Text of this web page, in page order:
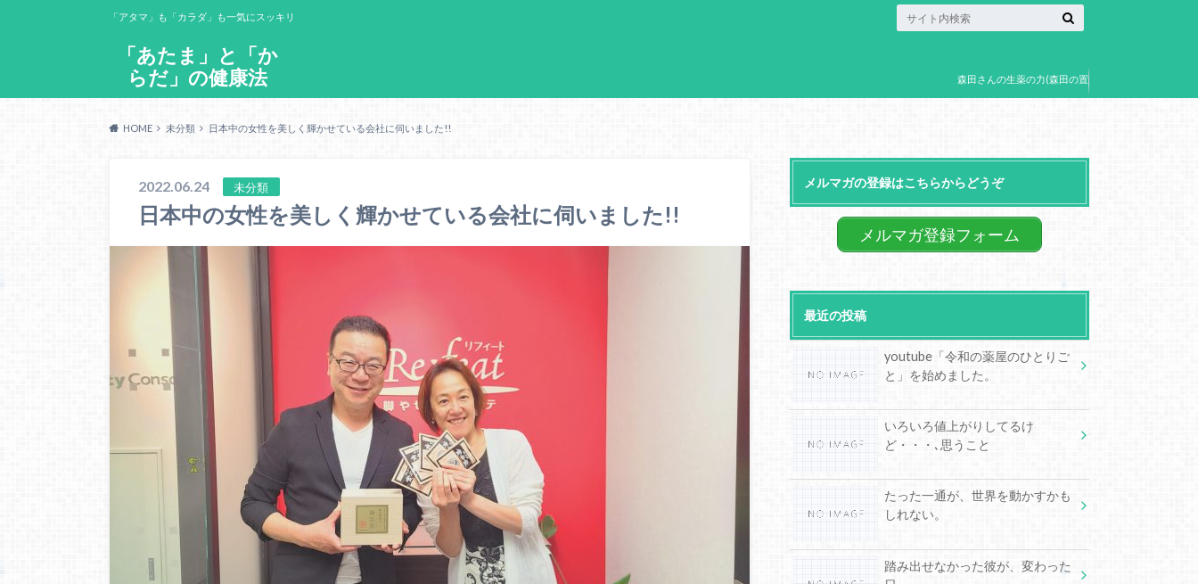
「あたま」と「か
らだ」の健康法
「アタマ」も「カラダ」も一気にスッキリ
森田さんの生薬の力(森田の置
HOME
未分類 日本中の女性を美しく輝かせている会社に伺いました!!
2022.06.24 未分類
日本中の女性を美しく輝かせている会社に伺いました!!
メルマガの登録はこちらからどうぞ
メルマガ登録フォーム
最近の投稿
youtube「令和の薬屋のひとりご
と」を始めました。
いろいろ値上がりしてるけ
ど・・・､思うこと
たった一通が、世界を動かすかも
しれない。
踏み出せなかった彼が、変わった